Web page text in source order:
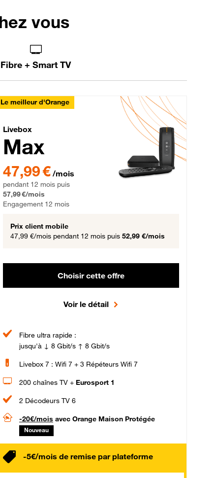
vous
Fibre + Smart TV
12 mois
Le meilleur d'Orange
Livebox Max Fibre
Livebox
Max
47,99 € par mois pendant 12 mois puis 57,99 € par mois,
47,99 € /mois
pendant 12 mois puis
57,99 €/mois
Engagement 12 mois
Prix client mobile
47,99 €/mois pendant 12 mois puis 52,99 €/mois
Choisir cette offre
Voir le détail
Fibre ultra rapide :
jusqu'à ↓ 8 Gbit/s ↑ 8 Gbit/s
Livebox 7 : Wifi 7 + 3 Répéteurs Wifi 7
200 chaînes TV + Eurosport 1
2 Décodeurs TV 6
-20€/mois avec Orange Maison Protégée
Nouveau
-5€/mois de remise par plateforme